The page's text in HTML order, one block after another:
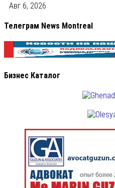
Авг 6, 2026
Телеграм News Montreal
Бизнес Каталог